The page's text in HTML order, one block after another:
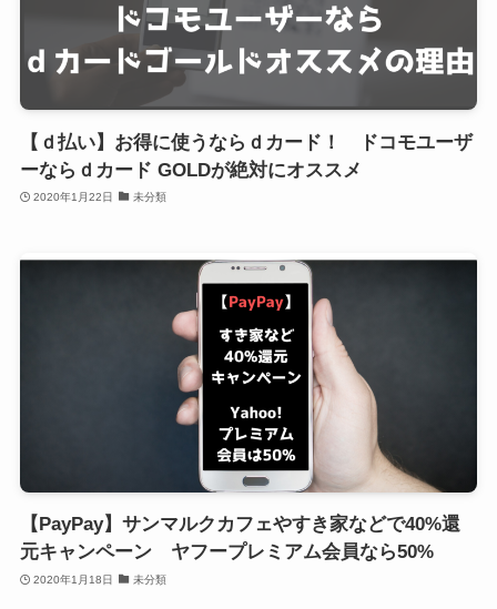
【ｄ払い】お得に使うならｄカード！ ドコモユーザ
ーならｄカード GOLDが絶対にオススメ
2020年1月22日 未分類
【PayPay】サンマルクカフェやすき家などで40%還
元キャンペーン ヤフープレミアム会員なら50%
2020年1月18日 未分類